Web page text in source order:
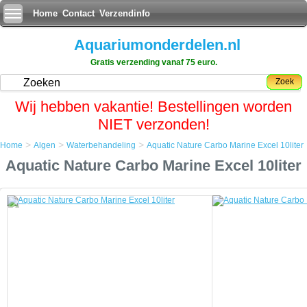
Home Contact Verzendinfo
Aquariumonderdelen.nl
Gratis verzending vanaf 75 euro.
Zoek
Wij hebben vakantie! Bestellingen worden
NIET verzonden!
Algen
Aquatic Nature Carbo Marine Excel 10liter
Home > Algen > Waterbehandeling > Aquatic Nature Carbo Marine Excel 10liter
Aquatic Nature Carbo Marine Excel 10liter